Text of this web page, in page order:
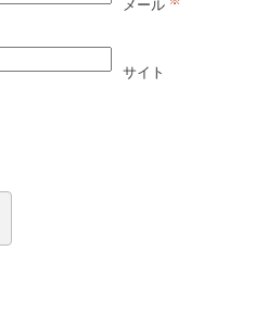
メール
サイト